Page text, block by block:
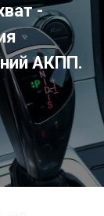
-
АКПП.